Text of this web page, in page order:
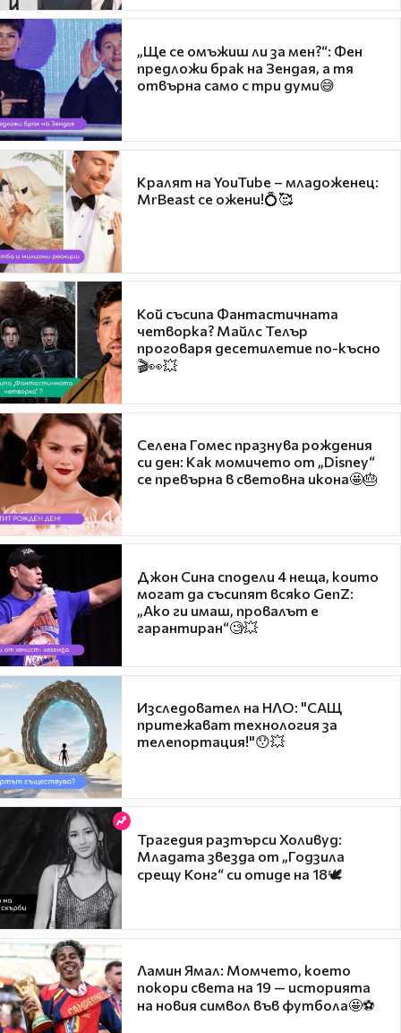
„Ще се омъжиш ли за мен?“: Фен
предложи брак на Зендая, а тя
отвърна само с три думи😅
Кралят на YouTube – младоженец:
MrBeast се ожени!💍🥰
Кой съсипа Фантастичната
четворка? Майлс Телър
проговаря десетилетие по-късно
🎬👀💥
Селена Гомес празнува рождения
си ден: Как момичето от „Disney“
се превърна в световна икона🤩🎂
Джон Сина сподели 4 неща, които
могат да съсипят всяко GenZ:
„Ако ги имаш, провалът е
гарантиран“🧐💥
Изследовател на НЛО: "САЩ
притежават технология за
телепортация!"😯💥
Трагедия разтърси Холивуд:
Младата звезда от „Годзила
срещу Конг“ си отиде на 18🕊️
Ламин Ямал: Момчето, което
покори света на 19 — историята
на новия символ във футбола🤩⚽